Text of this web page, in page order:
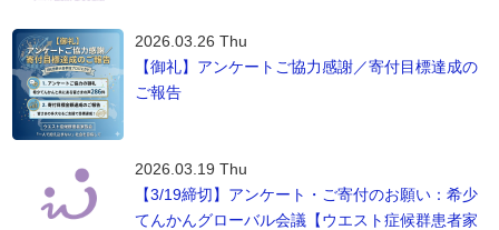
2026.03.26 Thu
【御礼】アンケートご協力感謝／寄付目標達成の
ご報告
2026.03.19 Thu
【3/19締切】アンケート・ご寄付のお願い：希少
てんかんグローバル会議【ウエスト症候群患者家